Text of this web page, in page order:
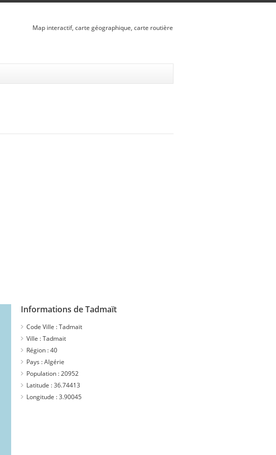
Map interactif, carte géographique, carte routière
Informations de Tadmaït
Code Ville :Tadmaït
Ville :Tadmait
Région :40
Pays :Algérie
Population :20952
Latitude :36.74413
Longitude :3.90045